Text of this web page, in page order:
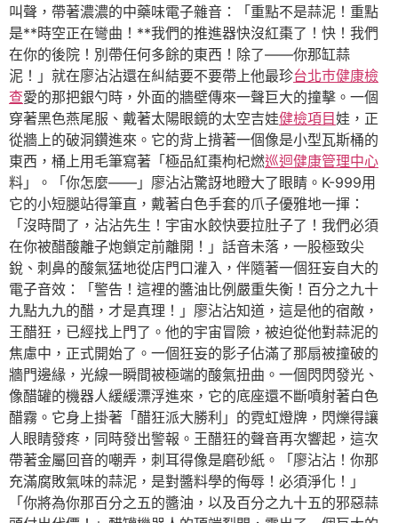
叫聲，帶著濃濃的中藥味電子雜音：「重點不是蒜泥！重點
是**時空正在彎曲！**我們的推進器快沒紅棗了！快！我們
在你的後院！別帶任何多餘的東西！除了——你那缸蒜
泥！」就在廖沾沾還在糾結要不要帶上他最珍台北巿健康檢
查愛的那把銀勺時，外面的牆壁傳來一聲巨大的撞擊。一個
穿著黑色燕尾服、戴著太陽眼鏡的太空吉娃健檢項目娃，正
從牆上的破洞鑽進來。它的背上揹著一個像是小型瓦斯桶的
東西，桶上用毛筆寫著「極品紅棗枸杞燃巡迴健康管理中心
料」。「你怎麼——」廖沾沾驚訝地瞪大了眼睛。K-999用
它的小短腿站得筆直，戴著白色手套的爪子優雅地一揮：
「沒時間了，沾沾先生！宇宙水餃快要拉肚子了！我們必須
在你被醋酸離子炮鎖定前離開！」話音未落，一股極致尖
銳、刺鼻的酸氣猛地從店門口灌入，伴隨著一個狂妄自大的
電子音效：「警告！這裡的醬油比例嚴重失衡！百分之九十
九點九九的醋，才是真理！」廖沾沾知道，這是他的宿敵，
王醋狂，已經找上門了。他的宇宙冒險，被迫從他對蒜泥的
焦慮中，正式開始了。一個狂妄的影子佔滿了那扇被撞破的
牆門邊緣，光線一瞬間被極端的酸氣扭曲。一個閃閃發光、
像醋罐的機器人緩緩漂浮進來，它的底座還不斷噴射著白色
醋霧。它身上掛著「醋狂派大勝利」的霓虹燈牌，閃爍得讓
人眼睛發疼，同時發出警報。王醋狂的聲音再次響起，這次
帶著金屬回音的嘲弄，刺耳得像是磨砂紙。「廖沾沾！你那
充滿腐敗氣味的蒜泥，是對醬料學的侮辱！必須淨化！」
「你將為你那百分之五的醬油，以及百分之九十五的邪惡蒜